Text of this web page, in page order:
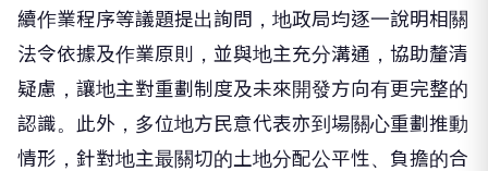
續作業程序等議題提出詢問，地政局均逐一說明相關
法令依據及作業原則，並與地主充分溝通，協助釐清
疑慮，讓地主對重劃制度及未來開發方向有更完整的
認識。此外，多位地方民意代表亦到場關心重劃推動
情形，針對地主最關切的土地分配公平性、負擔的合